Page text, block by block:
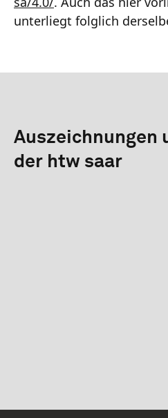
unterliegt folglich
Auszeichnungen
der htw saar